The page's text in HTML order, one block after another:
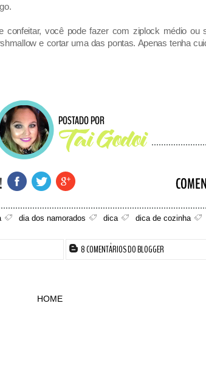
você pode fazer com ziplock médio ou
e cortar uma das pontas. Apenas tenha
dia dos namorados dica dica de cozinha
8 COMENTÁRIOS DO BLOGGER
HOME